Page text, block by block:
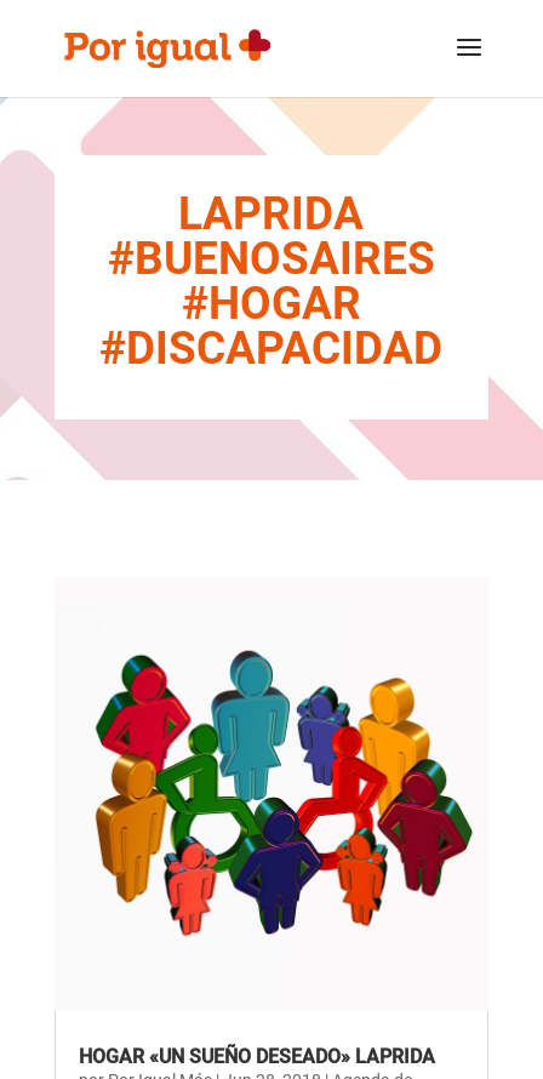
contenido
navegación
LAPRIDA
#BUENOSAIRES
#HOGAR
#DISCAPACIDAD
HOGAR «UN SUEÑO DESEADO» LAPRIDA